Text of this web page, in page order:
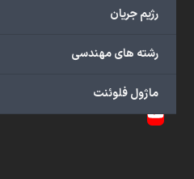
رژیم جریان
رشته های مهندسی
ماژول فلوئنت
Instagram
LinkedIn
Whatsapp
YouTube